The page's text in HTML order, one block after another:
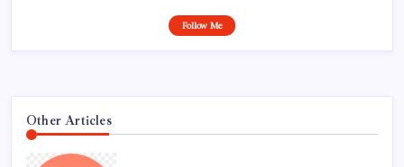
Follow Me
Other Articles